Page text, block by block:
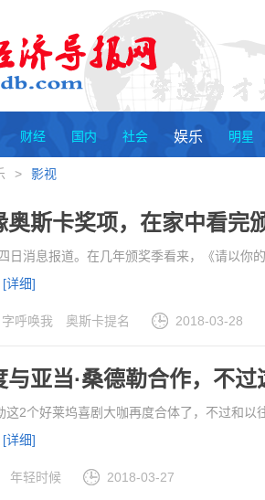
财经 国内 社会 娱乐 明星
> 影视
奥斯卡奖项，在家中看完
日消息报道。在几年颁奖季看来，《请以你
[详细]
呼唤我 奥斯卡提名 2018-03-28
与亚当·桑德勒合作，不
这2个好莱坞喜剧大咖再度合体了，不过和
[详细]
年轻时候 2018-03-27